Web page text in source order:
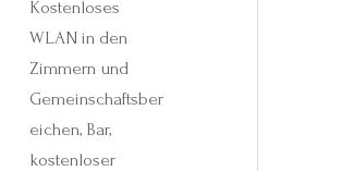
Kostenloses
WLAN in den
Zimmern und
Gemeinschaftsber
eichen, Bar,
kostenloser